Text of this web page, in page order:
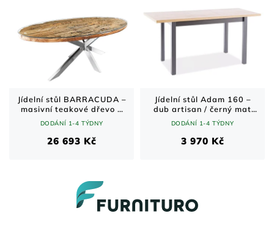
Jídelní stůl BARRACUDA –
masivní teakové dřevo a
chromovaná ocel / hnědý /
220 cm
DODÁNÍ 1-4 TÝDNY
26 693 Kč
Jídelní stůl Adam 160 –
dub artisan / černý mat
(120–160 cm)
DODÁNÍ 1-4 TÝDNY
3 970 Kč